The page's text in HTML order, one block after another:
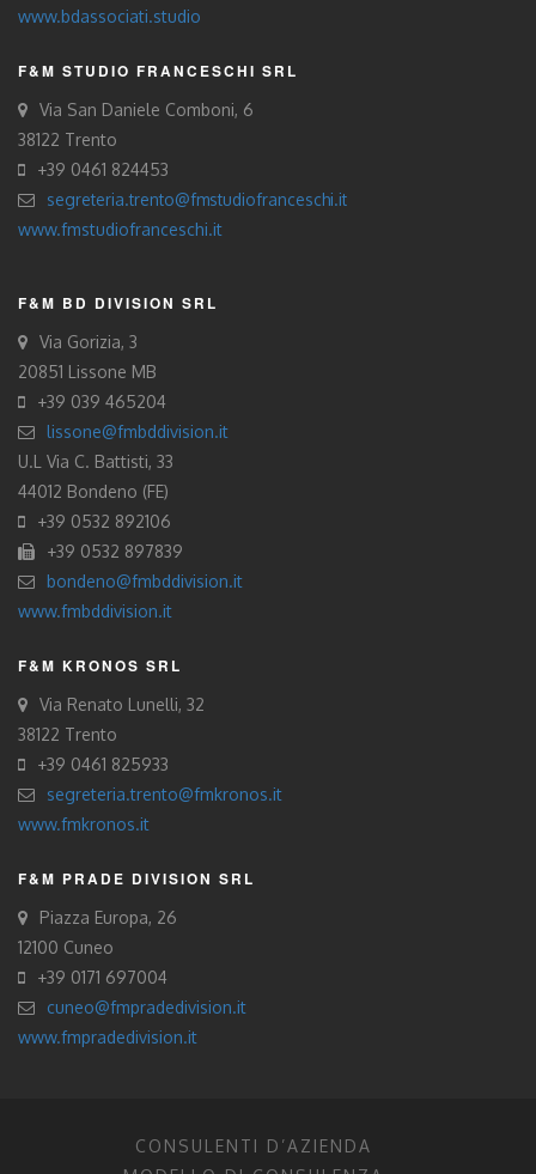
www.bdassociati.studio
F&M STUDIO FRANCESCHI SRL
Via San Daniele Comboni, 6
38122 Trento
+39 0461 824453
segreteria.trento@fmstudiofranceschi.it
www.fmstudiofranceschi.it
F&M BD DIVISION SRL
Via Gorizia, 3
20851 Lissone MB
+39 039 465204
lissone@fmbddivision.it
U.L Via C. Battisti, 33
44012 Bondeno (FE)
+39 0532 892106
+39 0532 897839
bondeno@fmbddivision.it
www.fmbddivision.it
F&M KRONOS SRL
Via Renato Lunelli, 32
38122 Trento
+39 0461 825933
segreteria.trento@fmkronos.it
www.fmkronos.it
F&M PRADE DIVISION SRL
Piazza Europa, 26
12100 Cuneo
+39 0171 697004
cuneo@fmpradedivision.it
www.fmpradedivision.it
CONSULENTI D’AZIENDA